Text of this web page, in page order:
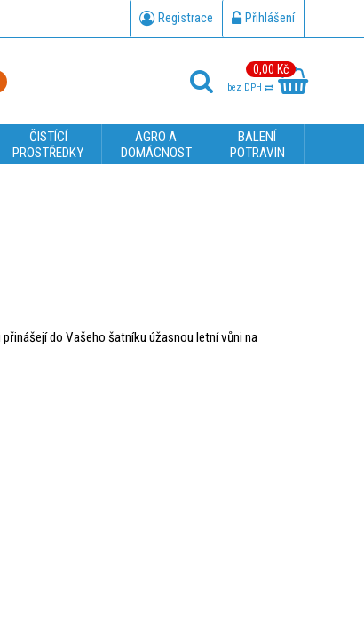
Registrace Přihlášení
0,00 Kč
bez DPH
ČISTÍCÍ
PROSTŘEDKY
AGRO A
DOMÁCNOST
BALENÍ
POTRAVIN
do Vašeho šatníku úžasnou letní vůni na